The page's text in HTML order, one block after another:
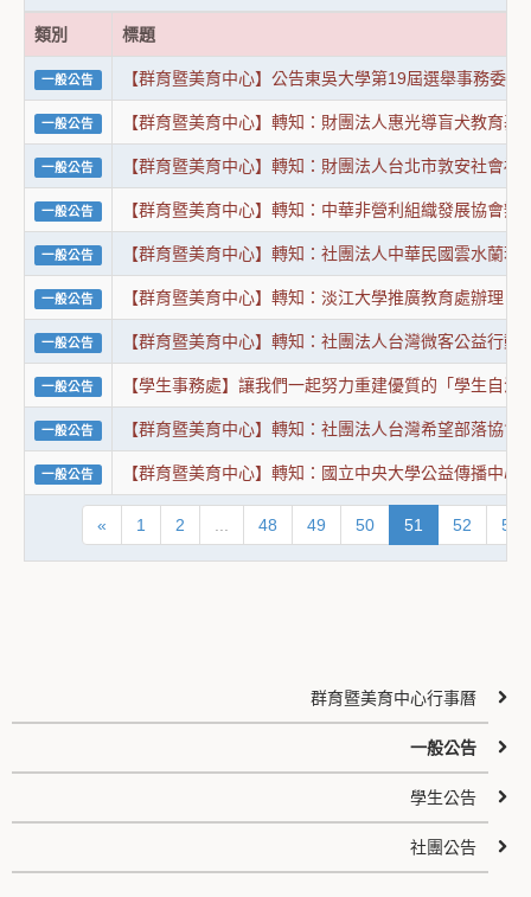
類別 標題
一般公告 【群育暨美育中心】公告東吳大學第19屆選舉事務委員
一般公告 【群育暨美育中心】轉知：財團法人惠光導盲犬教育
一般公告 【群育暨美育中心】轉知：財團法人台北市敦安社會福
一般公告 【群育暨美育中心】轉知：中華非營利組織發展協會
一般公告 【群育暨美育中心】轉知：社團法人中華民國雲水蘭
一般公告 【群育暨美育中心】轉知：淡江大學推廣教育處辦理「
一般公告 【群育暨美育中心】轉知：社團法人台灣微客公益行
一般公告 【學生事務處】讓我們一起努力重建優質的「學生自治
一般公告 【群育暨美育中心】轉知：社團法人台灣希望部落協
一般公告 【群育暨美育中心】轉知：國立中央大學公益傳播中
« 1 2 48 49 50 51 52 53
群育暨美育中心行事曆
一般公告
學生公告
社團公告